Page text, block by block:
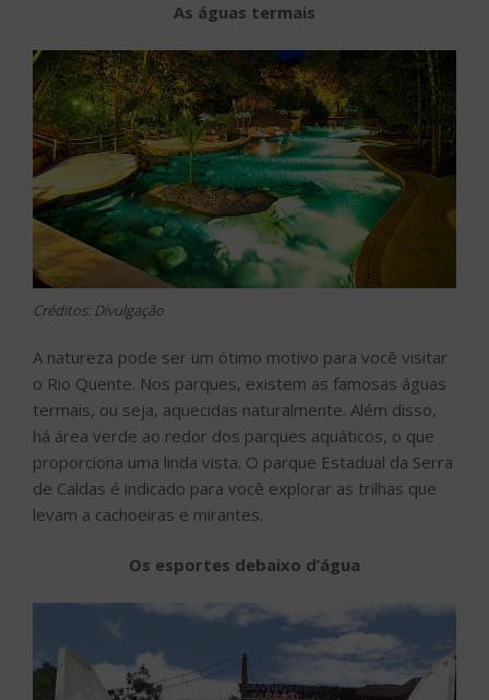
As águas termais
Créditos: Divulgação
A natureza pode ser um ótimo motivo para você visitar
o Rio Quente. Nos parques, existem as famosas águas
termais, ou seja, aquecidas naturalmente. Além disso,
há área verde ao redor dos parques aquáticos, o que
proporciona uma linda vista. O parque Estadual da Serra
de Caldas é indicado para você explorar as trilhas que
levam a cachoeiras e mirantes.
Os esportes debaixo d’água